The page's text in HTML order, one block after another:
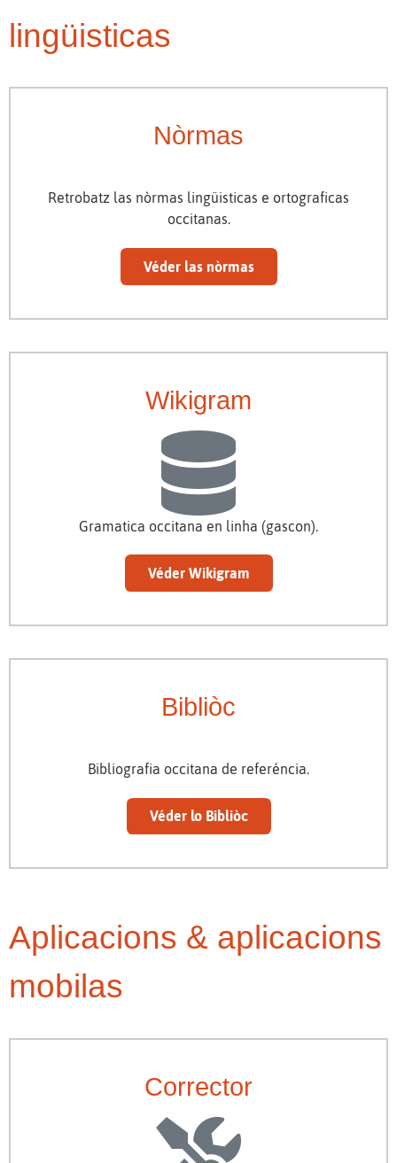
lingüisticas
Nòrmas
Retrobatz las nòrmas lingüisticas e ortograficas
occitanas.
Véder las nòrmas
Wikigram
Gramatica occitana en linha (gascon).
Véder Wikigram
Bibliòc
Bibliografia occitana de referéncia.
Véder lo Bibliòc
Aplicacions & aplicacions
mobilas
Corrector